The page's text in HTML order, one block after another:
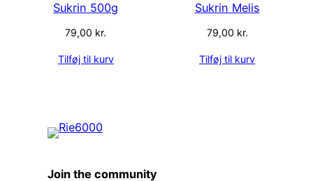
Sukrin 500g
79,00 kr.
Tilføj til kurv
Sukrin Melis
79,00 kr.
Tilføj til kurv
Join the community